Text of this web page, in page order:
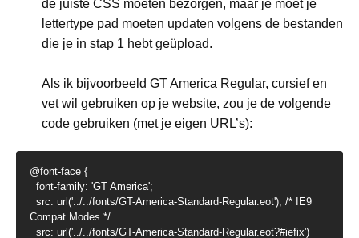
de juiste CSS moeten bezorgen, maar je moet je
lettertype pad moeten updaten volgens de bestanden
die je in stap 1 hebt geüpload.
Als ik bijvoorbeeld GT America Regular, cursief en
vet wil gebruiken op je website, zou je de volgende
code gebruiken (met je eigen URL’s):
@font-face {
Compat Modes */